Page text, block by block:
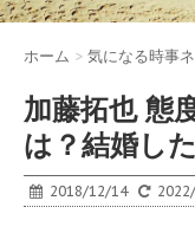
ホーム > 気になる時事
加藤拓也 態
は？結婚し
2018/12/14